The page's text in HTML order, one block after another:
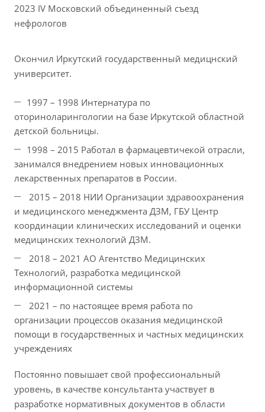
2023 IV Московский объединенный съезд
нефрологов
Окончил Иркутский государственный медицнский
университет.
1997 – 1998 Интернатура по
оториноларингологии на базе Иркутской областной
детской больницы.
1998 – 2015 Работал в фармацевтичекой отрасли,
занимался внедрением новых инновационных
лекарственных препаратов в России.
2015 – 2018 НИИ Организации здравоохранения
и медицинского менеджмента ДЗМ, ГБУ Центр
координации клинических исследований и оценки
медицинских технологий ДЗМ.
2018 – 2021 АО Агентство Медицинских
Технологий, разработка медицинской
информационной системы
2021 – по настоящее время работа по
организации процессов оказания медицинской
помощи в государственных и частных медицинских
учреждениях
Постоянно повышает свой профессиональный
уровень, в качестве консультанта участвует в
разработке нормативных документов в области